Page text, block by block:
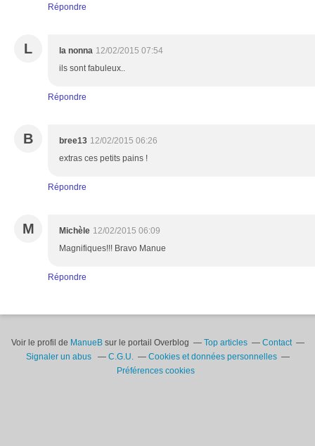
Répondre
L la nonna 12/02/2015 07:54
ils sont fabuleux..
Répondre
B bree13 12/02/2015 06:26
extras ces petits pains !
Répondre
M Michèle 12/02/2015 06:09
Magnifiques!!! Bravo Manue
Répondre
Voir le profil de ManueBsur le portail Overblog Top articles
Contact
Signaler un abus
C.G.U.
Cookies et données personnelles
Préférences cookies